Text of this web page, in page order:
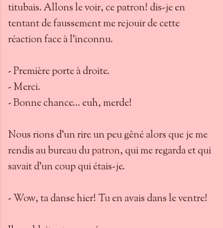
titubais. Allons le voir, ce patron! dis-je en
tentant de faussement me rejouir de cette
réaction face à l’inconnu.
- Première porte à droite.
- Merci.
- Bonne chance... euh, merde!
Nous rions d'un rire un peu gêné alors que je me
rendis au bureau dupatron, qui me regarda et qui
savait d'un coup qui étais-je.
- Wow, ta danse hier! Tu en avais dans le ventre!